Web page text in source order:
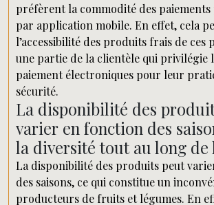
préfèrent la commodité des
par application mobile. En effet, cela
l’accessibilité des produits frais de ces
une partie de la clientèle qui privilégie
paiement électroniques pour leur
sécurité.
La disponibilité des
varier en fonction des
la diversité tout au long de
La disponibilité des produits peut
des saisons, ce qui constitue un
producteurs de fruits et légumes. En